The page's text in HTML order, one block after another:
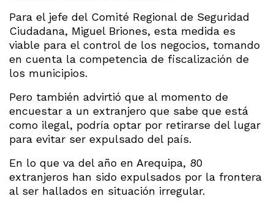
Para el jefe del Comité Regional de Seguridad
Ciudadana, Miguel Briones, esta medida es
viable para el control de los negocios, tomando
en cuenta la competencia de fiscalización de
los municipios.
Pero también advirtió que al momento de
encuestar a un extranjero que sabe que está
como ilegal, podría optar por retirarse del lugar
para evitar ser expulsado del país.
En lo que va del año en Arequipa, 80
extranjeros han sido expulsados por la frontera
al ser hallados en situación irregular.